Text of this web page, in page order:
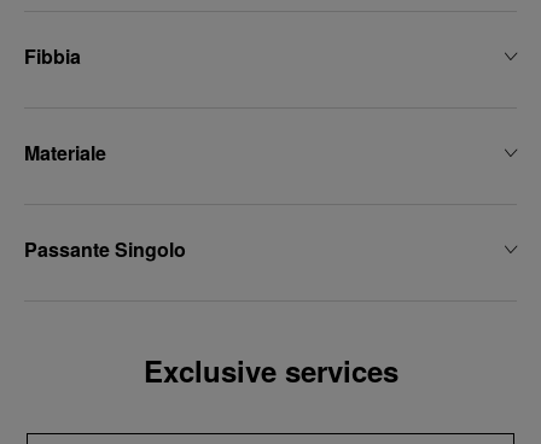
Fibbia
Materiale
Passante Singolo
Exclusive services